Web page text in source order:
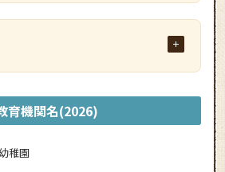
育機関名(2026)
稚園